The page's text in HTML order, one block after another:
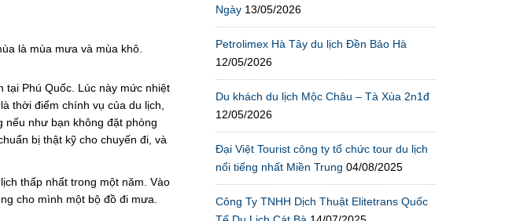
là mùa mưa và mùa khô.
tại Phú Quốc. Lúc này mức nhiệt
thời điểm chính vụ của du lịch,
nếu như bạn không đặt phòng
bị thật kỹ cho chuyến đi, và
thấp nhất trong một năm. Vào
cho mình một bộ đồ đi mưa.
Ngày 13/05/2026
Petrolimex Hà Tây du lịch Đền Bảo Hà
12/05/2026
Du khách du lịch Mộc Châu – Tà Xùa 2n1đ
12/05/2026
Đại Việt Tourist công ty tổ chức tour du lịch
nổi tiếng nhất Miền Trung 04/08/2025
Công Ty TNHH Dịch Thuật Elitetrans Quốc